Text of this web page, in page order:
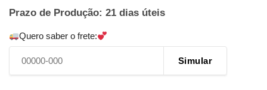
Prazo de Produção: 21 dias úteis
Quero saber o frete:
Simular